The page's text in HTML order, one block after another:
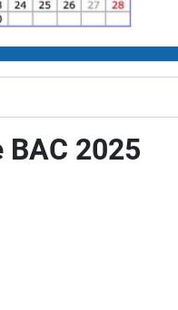
2025